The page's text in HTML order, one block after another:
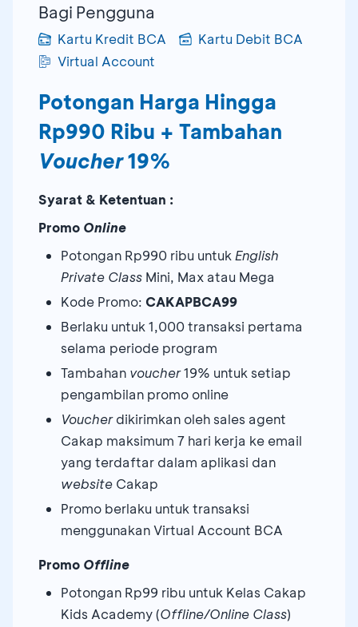
Bagi Pengguna
Kartu Kredit BCA
Kartu Debit BCA
Virtual Account
Potongan Harga Hingga
Rp990 Ribu + Tambahan
Voucher19%
Syarat & Ketentuan :
Promo Online
Potongan Rp990 ribu untuk English
Private Class Mini, Max atau Mega
Kode Promo: CAKAPBCA99
Berlaku untuk 1,000 transaksi pertama
selama periode program
Tambahan voucher19% untuk setiap
pengambilan promo online
Voucherdikirimkan oleh sales agent
Cakap maksimum 7 hari kerja ke email
yang terdaftar dalam aplikasi dan
website Cakap
Promo berlaku untuk transaksi
menggunakan Virtual Account BCA
Promo Offline
Potongan Rp99 ribu untuk Kelas Cakap
Kids Academy (Offline/Online Class)